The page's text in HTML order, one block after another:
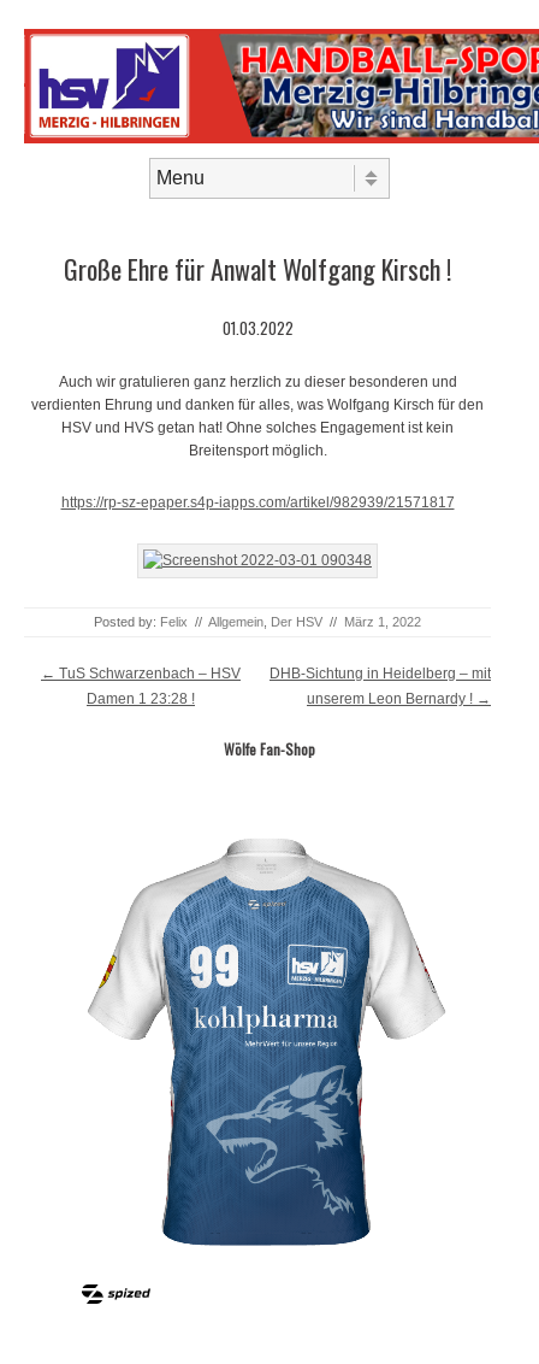
Große Ehre für Anwalt Wolfgang Kirsch !
01.03.2022
Auch wir gratulieren ganz herzlich zu dieser besonderen und
verdienten Ehrung und danken für alles, was Wolfgang Kirsch für den
HSV und HVS getan hat! Ohne solches Engagement ist kein
Breitensport möglich.
https://rp-sz-epaper.s4p-iapps.com/artikel/982939/21571817
Posted by: Felix // Allgemein Der HSV // März 1, 2022
Post navigation
← TuS Schwarzenbach – HSV
Damen 1 23:28 !
DHB-Sichtung in Heidelberg – mit
unserem Leon Bernardy ! →
Wölfe Fan-Shop